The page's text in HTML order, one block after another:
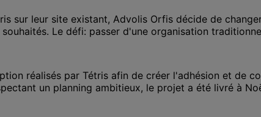
sur leur site existant, Advolis Orfis décide de
Le défi: passer d'une organisation
réalisés par Tétris afin de créer l'adhésion et de
un planning ambitieux, le projet a été livré à